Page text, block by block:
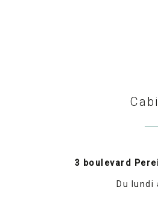
3 boulevard
Du lundi